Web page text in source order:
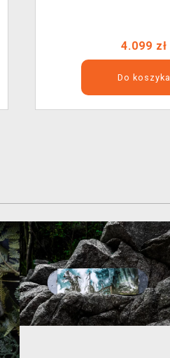
4.099 zł
Do koszyka